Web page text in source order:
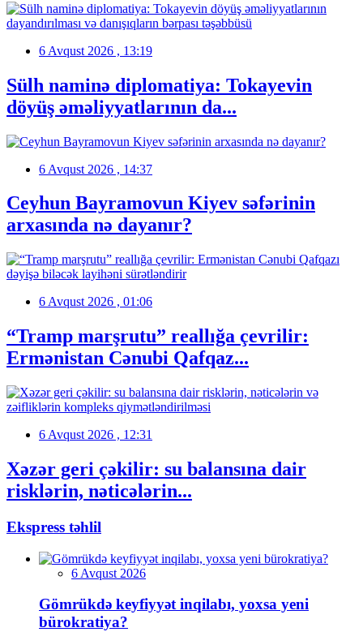
6 Avqust 2026 , 13:19
Sülh naminə diplomatiya: Tokayevin
döyüş əməliyyatlarının da...
6 Avqust 2026 , 14:37
Ceyhun Bayramovun Kiyev səfərinin
arxasında nə dayanır?
6 Avqust 2026 , 01:06
“Tramp marşrutu” reallığa çevrilir:
Ermənistan Cənubi Qafqaz...
6 Avqust 2026 , 12:31
Xəzər geri çəkilir: su balansına dair
risklərin, nəticələrin...
Ekspress təhlil
6 Avqust 2026
Gömrükdə keyfiyyət inqilabı, yoxsa yeni
bürokratiya?